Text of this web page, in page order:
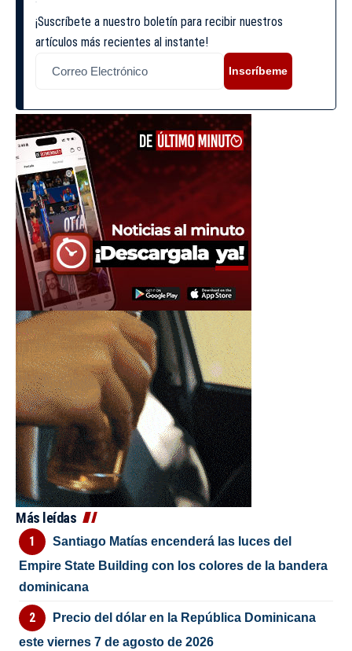
¡Suscríbete a nuestro boletín para recibir nuestros
artículos más recientes al instante!
Inscríbeme
Más leídas
Santiago Matías encenderá las luces del
Empire State Building con los colores de la bandera
dominicana
Precio del dólar en la República Dominicana
este viernes 7 de agosto de 2026